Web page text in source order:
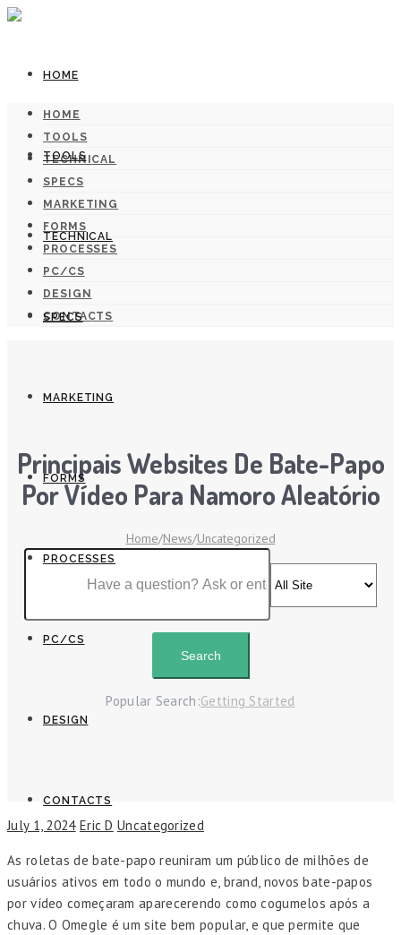
HOME
TOOLS
TECHNICAL
SPECS
MARKETING
FORMS
PROCESSES
PC/CS
DESIGN
CONTACTS
HOME
TOOLS
TECHNICAL
SPECS
MARKETING
FORMS
PROCESSES
PC/CS
DESIGN
CONTACTS
Principais Websites De Bate-Papo
Por Vídeo Para Namoro Aleatório
Home/News/Uncategorized
Popular Search:Getting Started
July 1, 2024 Eric D Uncategorized
As roletas de bate-papo reuniram um público de milhões de
usuários ativos em todo o mundo e, brand, novos bate-papos
por vídeo começaram aparecerendo como cogumelos após a
chuva. O Omegle é um site bem popular, e que permite que